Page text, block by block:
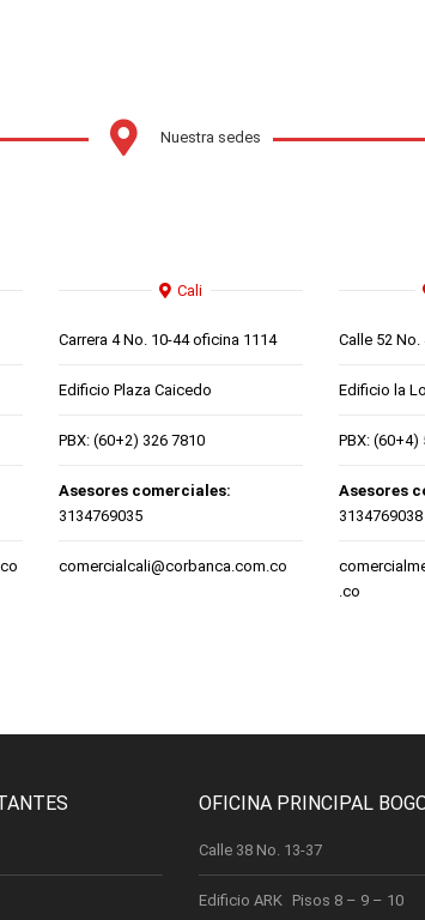
Nuestra sedes
Cali
Carrera 4 No. 10-44 oficina 1114
Edificio Plaza Caicedo
PBX: (60+2) 326 7810
Asesores comerciales:
3134769035
comercialcali@corbanca.com.co
Calle 52
Edificio la
PBX: (60+4)
Asesores
3134769038
.co
OFICINA PRINCIPAL
Calle 38 No. 13-37
Edificio ARK Pisos 8 – 9 – 10